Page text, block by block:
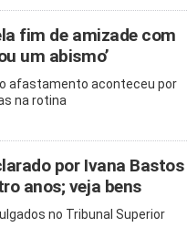
fim de amizade com
um abismo’
afastamento aconteceu por
na rotina
por Ivana Bastos
anos; veja bens
no Tribunal Superior